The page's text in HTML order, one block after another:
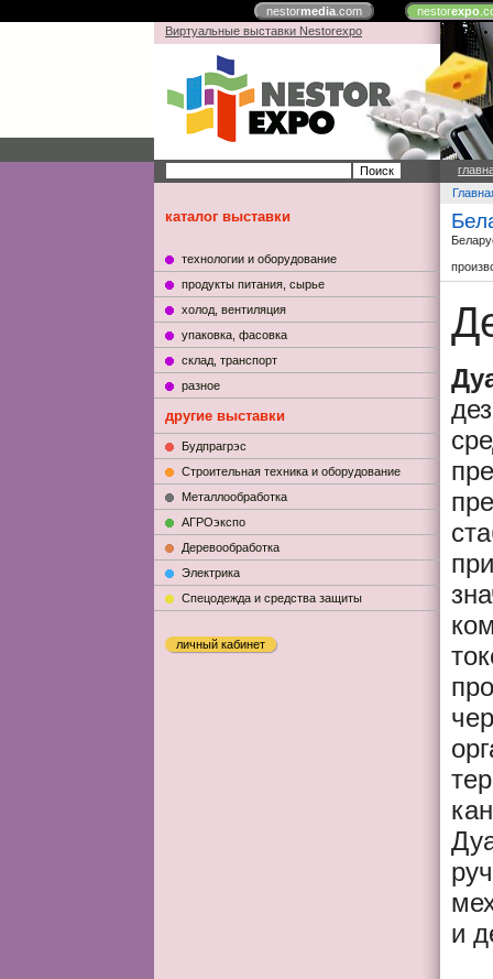
nestormedia.com nestorexpo
Виртуальные выставки Nestorexpo
каталог выставки
технологии и оборудование
продукты питания, сырье
холод, вентиляция
упаковка, фасовка
склад, транспорт
разное
другие выставки
Будпрагрэс
Строительная техника и оборудование
Металлообработка
АГРОэкспо
Деревообработка
Электрика
Cпецодежда и средства защиты
личный кабинет
и